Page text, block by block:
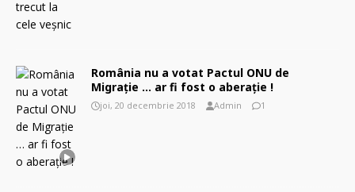
România nu a votat Pactul ONU de
Migraţie … ar fi fost o aberaţie !
joi, 20 decembrie 2018 Admin 1